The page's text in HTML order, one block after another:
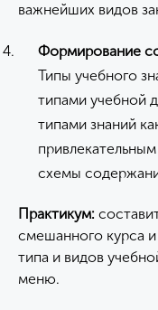
важнейших видов
Формирование
Типы учебного
типами учебной
типами знаний
схемы
Практикум:
смешанного курса и
типа и видов
меню.